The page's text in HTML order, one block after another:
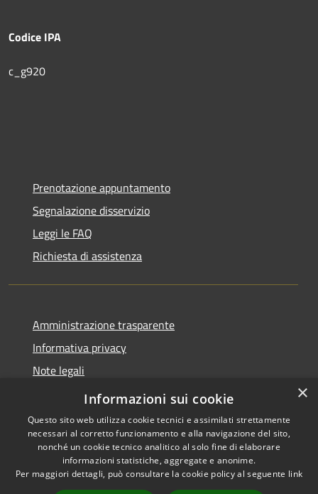
Codice IPA
c_g920
Prenotazione appuntamento
Segnalazione disservizio
Leggi le FAQ
Richiesta di assistenza
Amministrazione trasparente
Informativa privacy
Note legali
Dichiarazione di accessibilità
Accessibilità
Copyright © 2026 • Comune di
Porto San Giorgio • Powered by
×
Informazioni sui cookie
Questo sito web utilizza cookie tecnici e assimilati strettamente
necessari al corretto funzionamento e alla navigazione del sito,
nonché un cookie tecnico analitico al solo fine di elaborare
informazioni statistiche, aggregate e anonime.
Per maggiori dettagli, può consultare la cookie policy al seguente link